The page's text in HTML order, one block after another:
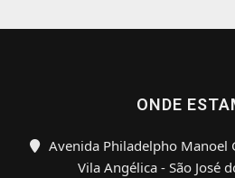
ONDE
Avenida Philadelpho Manoel
Vila Angélica - São José